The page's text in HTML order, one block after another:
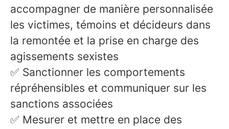
accompagner de manière personnalisée
les victimes, témoins et décideurs dans
la remontée et la prise en charge des
agissements sexistes
✅ Sanctionner les comportements
répréhensibles et communiquer sur les
sanctions associées
✅ Mesurer et mettre en place des